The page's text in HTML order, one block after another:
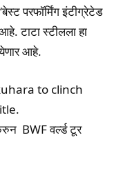
परफॉर्मिंग इंटीग्रेटेड
टाटा स्टीलला हा
येणार आहे.
to clinch
BWF वर्ल्ड टूर